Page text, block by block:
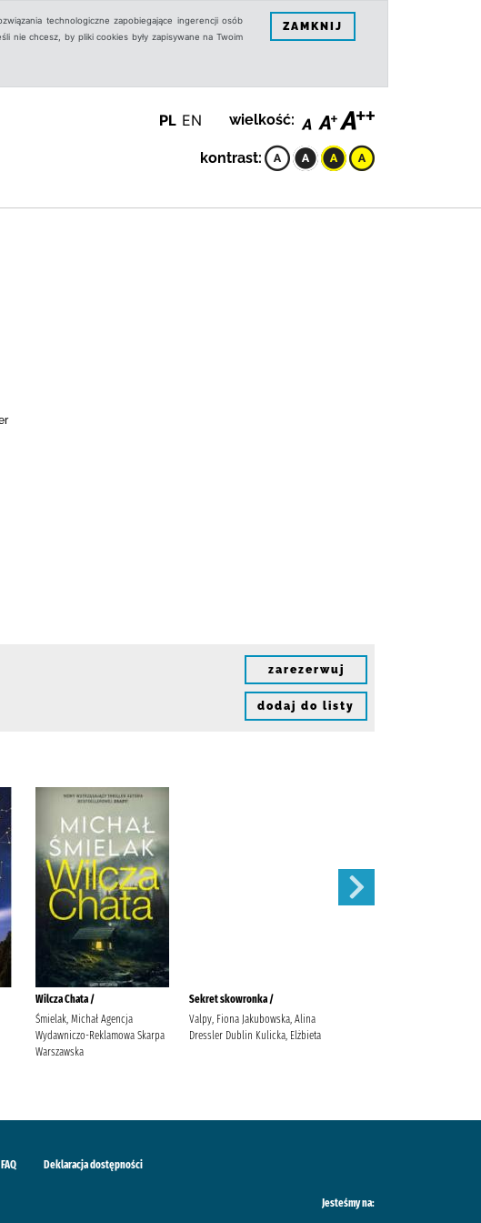
technologiczne zapobiegające ingerencji osób
nie chcesz, by pliki cookies były zapisywane na Twoim
ZAMKNIJ
PL EN wielkość:
kontrast:
zarezerwuj
dodaj do listy
Wilcza Chata /
Śmielak, Michał Agencja
Wydawniczo-Reklamowa Skarpa
Warszawska
Sekret skowronka /
Valpy, Fiona Jakubowska, Alina
Dressler Dublin Kulicka, Elżbieta
FAQ Deklaracja dostępności
Jesteśmy na: